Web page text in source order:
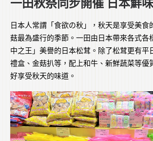
一田秋祭同步開催 日本鮮
日本人常謂「食欲の秋」，秋天是享受美食
菇最為盛行的季節。一田由日本帶來各式各
中之王」美譽的日本松茸。除了松茸更有平
禮盒、金菇扒等，配上和牛、新鮮蔬菜等優
好享受秋天的味道。